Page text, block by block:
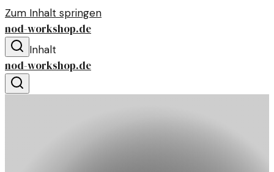
Zum Inhalt springen
nod-workshop.de
Inhalt
nod-workshop.de